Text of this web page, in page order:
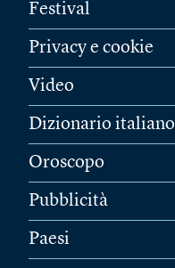
Festival
Privacy e cookie
Video
Dizionario italiano
Oroscopo
Pubblicità
Paesi